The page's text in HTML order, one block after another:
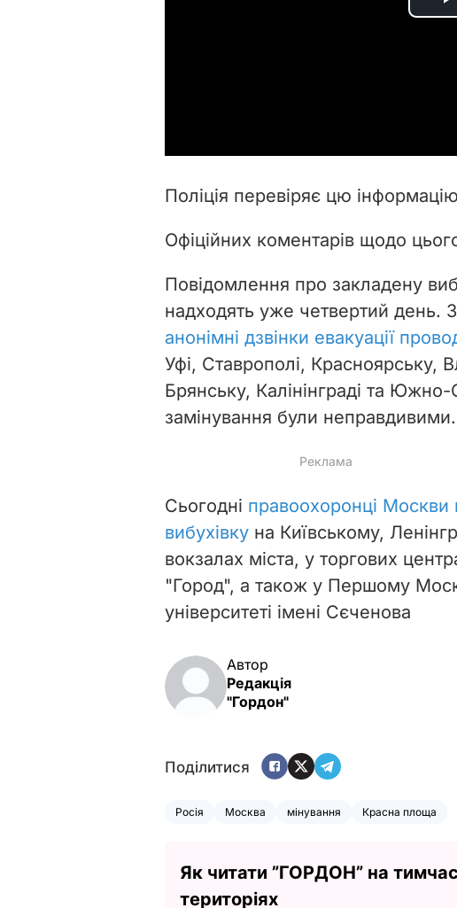
Поліція перевіряє цю
Офіційних коментарів щодо
Повідомлення про закладену
надходять уже четвертий день.
анонімні дзвінки евакуації
Уфі, Ставрополі, Красноярську,
Брянську, Калінінграді та Южно-
замінування були неправдивими.
Сьогодні правоохоронці Москви
вибухівку на Київському,
вокзалах міста, у торгових
"Город", а також у Першому
університеті імені Сєченова
Автор
Редакція
"Гордон"
Поділитися
Росія Москва мінування Красна площа
Як читати ”ГОРДОН” на
територіях